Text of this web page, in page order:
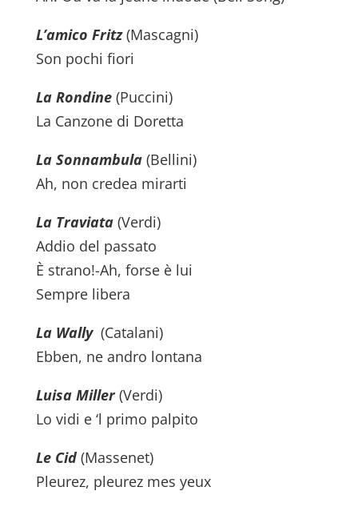
L’amico Fritz(Mascagni)
Son pochi fiori
La Rondine (Puccini)
La Canzone di Doretta
La Sonnambula(Bellini)
Ah, non credea mirarti
La Traviata(Verdi)
Addio del passato
È strano!-Ah, forse è lui
Sempre libera
La Wally (Catalani)
Ebben, ne andro lontana
Luisa Miller(Verdi)
Lo vidi e ‘l primo palpito
Le Cid (Massenet)
Pleurez, pleurez mes yeux